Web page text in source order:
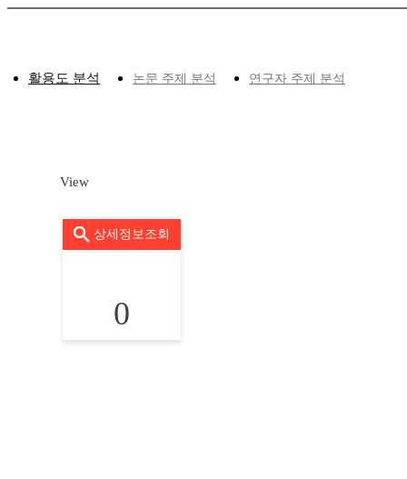
활용도 분석 논문 주제 분석 연구자 주제 분석
View
상세정보조회
0